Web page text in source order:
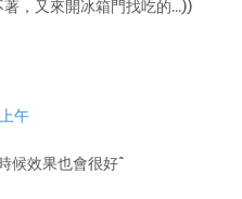
，又來開冰箱門找吃的...))
午
效果也會很好^^